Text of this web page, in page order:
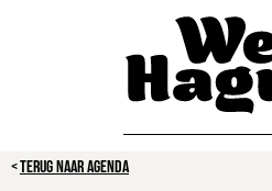
TERUG NAAR AGENDA